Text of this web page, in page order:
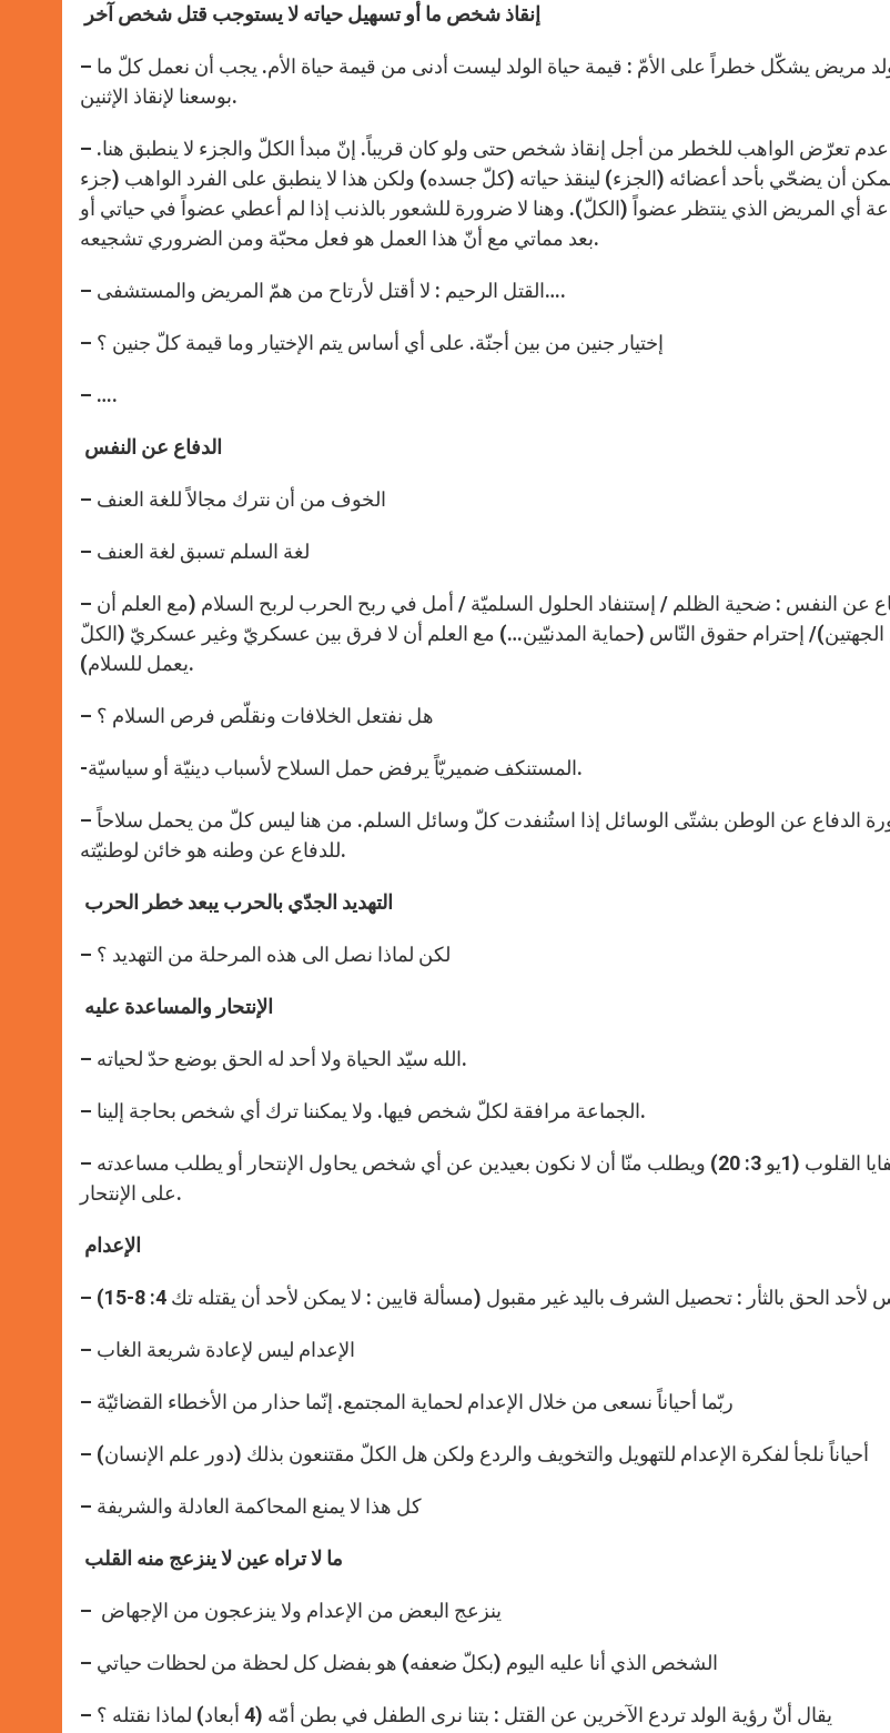
إنقاذ شخص ما أو تسهيل حياته لا يستوجب قتل شخص آخر
– الإجهاض : حالة ولد مريض يشكّل خطراً على الأمّ : قيمة حياة الولد ليست أدنى من قيمة حياة الأم. يجب أن نعمل كلّ ما
بوسعنا لإنقاذ الإثنين.
– وهب الأعضاء : عدم تعرّض الواهب للخطر من أجل إنقاذ شخص حتى ولو كان قريباً. إنّ مبدأ الكلّ والجزء لا ينطبق هنا.
أن يضحّي بأحد أعضائه (الجزء) لينقذ حياته (كلّ جسده) ولكن هذا لا ينطبق على الفرد الواهب (جزء
أي المريض الذي ينتظر عضواً (الكلّ). وهنا لا ضرورة للشعور بالذنب إذا لم أعطي عضواً في حياتي أو
بعد مماتي مع أنّ هذا العمل هو فعل محبّة ومن الضروري تشجيعه.
– القتل الرحيم : لا أقتل لأرتاح من همّ المريض والمستشفى….
– إختيار جنين من بين أجنّة. على أي أساس يتم الإختيار وما قيمة كلّ جنين ؟
– ….
الدفاع عن النفس
– الخوف من أن نترك مجالاً للغة العنف
– لغة السلم تسبق لغة العنف
– هناك شروط للدفاع عن النفس : ضحية الظلم / إستنفاد الحلول السلميّة / أمل في ربح الحرب لربح السلام (مع العلم أن
الجهتين)/ إحترام حقوق النّاس (حماية المدنيّين…) مع العلم أن لا فرق بين عسكريّ وغير عسكريّ (الكلّ
يعمل للسلام).
– هل نفتعل الخلافات ونقلّص فرص السلام ؟
-المستنكف ضميريّاً يرفض حمل السلاح لأسباب دينيّة أو سياسيّة.
– هناك أحياناً ضرورة الدفاع عن الوطن بشتّى الوسائل إذا استُنفدت كلّ وسائل السلم. من هنا ليس كلّ من يحمل سلاحاً
للدفاع عن وطنه هو خائن لوطنيّته.
التهديد الجدّي بالحرب يبعد خطر الحرب
– لكن لماذا نصل الى هذه المرحلة من التهديد ؟
الإنتحار والمساعدة عليه
– الله سيّد الحياة ولا أحد له الحق بوضع حدّ لحياته.
– الجماعة مرافقة لكلّ شخص فيها. ولا يمكننا ترك أي شخص بحاجة إلينا.
– الله وحده يعرف خفايا القلوب (1يو 3: 20) ويطلب منّا أن لا نكون بعيدين عن أي شخص يحاول الإنتحار أو يطلب مساعدته
على الإنتحار.
الإعدام
لأحد الحق بالثأر : تحصيل الشرف باليد غير مقبول (مسألة قايين : لا يمكن لأحد أن يقتله تك 4: 8-15)
– الإعدام ليس لإعادة شريعة الغاب
– ربّما أحياناً نسعى من خلال الإعدام لحماية المجتمع. إنّما حذار من الأخطاء القضائيّة
– أحياناً نلجأ لفكرة الإعدام للتهويل والتخويف والردع ولكن هل الكلّ مقتنعون بذلك (دور علم الإنسان)
– كل هذا لا يمنع المحاكمة العادلة والشريفة
ما لا تراه عين لا ينزعج منه القلب
– ينزعج البعض من الإعدام ولا ينزعجون من الإجهاض
– الشخص الذي أنا عليه اليوم (بكلّ ضعفه) هو بفضل كل لحظة من لحظات حياتي
– يقال أنّ رؤية الولد تردع الآخرين عن القتل : بتنا نرى الطفل في بطن أمّه (4 أبعاد) لماذا نقتله ؟